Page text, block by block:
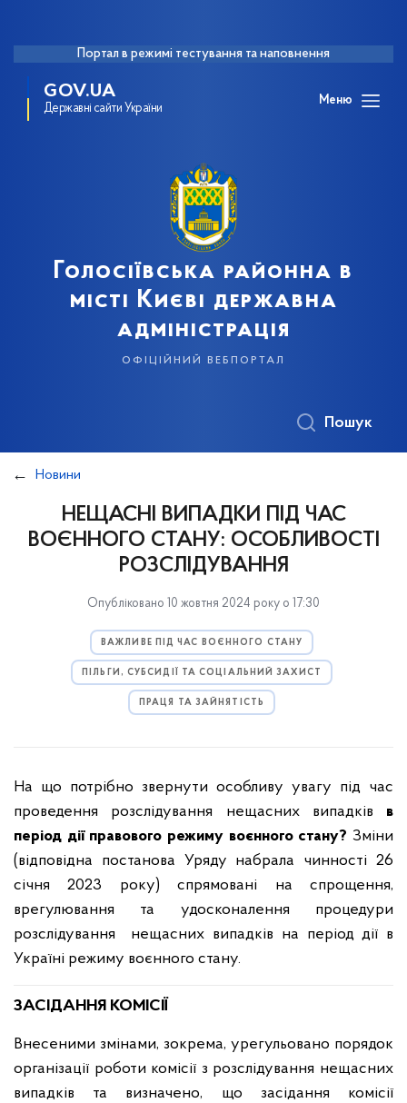
Портал в режимі тестування та наповнення
GOV.UA
Державні сайти України
Меню
Голосіївська районна в
місті Києві державна
адміністрація
офіційний вебпортал
Пошук
Новини
НЕЩАСНІ ВИПАДКИ ПІД ЧАС
ВОЄННОГО СТАНУ: ОСОБЛИВОСТІ
РОЗСЛІДУВАННЯ
Опубліковано 10 жовтня 2024 року о 17:30
ВАЖЛИВЕ ПІД ЧАС ВОЄННОГО СТАНУ
ПІЛЬГИ, СУБСИДІЇ ТА СОЦІАЛЬНИЙ ЗАХИСТ
ПРАЦЯ ТА ЗАЙНЯТІСТЬ
На що потрібно звернути особливу увагу під час
проведення розслідування нещасних випадків в
період дії правового режиму воєнного стану? Зміни
(відповідна постанова Уряду набрала чинності 26
січня 2023 року) спрямовані на спрощення,
врегулювання та удосконалення процедури
розслідування нещасних випадків на період дії в
Україні режиму воєнного стану.
ЗАСІДАННЯ КОМІСІЇ
Внесеними змінами, зокрема, урегульовано порядок
організації роботи комісії з розслідування нещасних
випадків та визначено, що засідання комісії